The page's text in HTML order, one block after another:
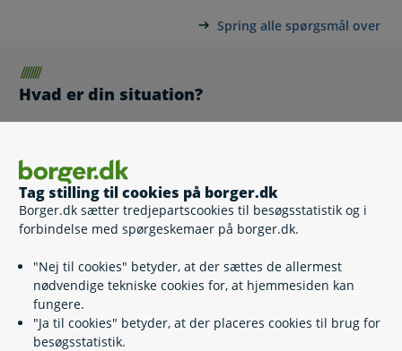
Tag stilling til cookies på borger.dk
Borger.dk sætter tredjepartscookies til besøgsstatistik og i
forbindelse med spørgeskemaer på borger.dk.
"Nej til cookies" betyder, at der sættes de allermest
nødvendige tekniske cookies for, at hjemmesiden kan
fungere.
"Ja til cookies" betyder, at der placeres cookies til brug for
besøgsstatistik.
Spring alle spørgsmål over
Hvad er din situation?
en anden med flytningen og have et overblik over, hvilke
fuldmagter I skal bruge.
Jeg læser guiden på vegne af mig selv
Næste